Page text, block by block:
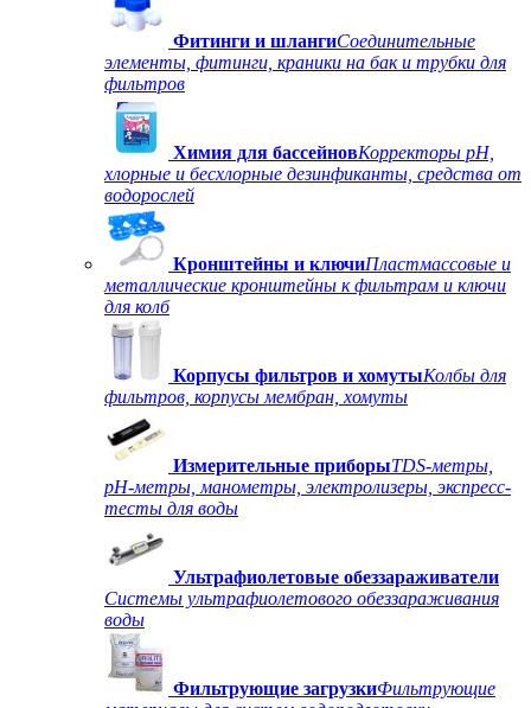
Фитинги и шлангиСоединительные
элементы, фитинги, краники на бак и трубки для
фильтров
Химия для бассейновКорректоры рН,
хлорные и бесхлорные дезинфиканты, средства от
водорослей
Кронштейны и ключиПластмассовые и
металлические кронштейны к фильтрам и ключи
для колб
Корпусы фильтров и хомутыКолбы для
фильтров, корпусы мембран, хомуты
Измерительные приборыTDS-метры,
рН-метры, манометры, электролизеры, экспресс-
тесты для воды
Ультрафиолетовые обеззараживатели
Системы ультрафиолетового обеззараживания
воды
Фильтрующие загрузкиФильтрующие